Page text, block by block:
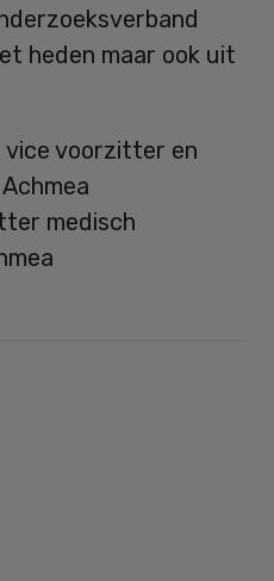
heden maar ook uit
vice voorzitter en
medisch